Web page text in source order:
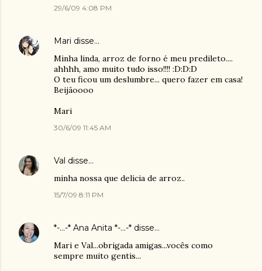
29/6/09 4:08 PM
Mari disse…
Minha linda, arroz de forno é meu predileto....
ahhhh, amo muito tudo isso!!!! :D:D:D
O teu ficou um deslumbre... quero fazer em casa!
Beijãoooo
Mari
30/6/09 11:45 AM
Val disse…
minha nossa que delicia de arroz..
15/7/09 8:11 PM
*-...-* Ana Anita *-...-* disse…
Mari e Val...obrigada amigas...vocês como
sempre muito gentis...